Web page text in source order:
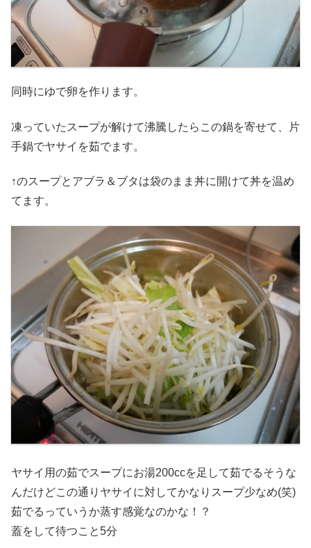
同時にゆで卵を作ります。
凍っていたスープが解けて沸騰したらこの鍋を寄せて、片
手鍋でヤサイを茹でます。
↑のスープとアブラ＆ブタは袋のまま丼に開けて丼を温め
てます。
ヤサイ用の茹でスープにお湯200ccを足して茹でるそうな
んだけどこの通りヤサイに対してかなりスープ少なめ(笑)
茹でるっていうか蒸す感覚なのかな！？
蓋をして待つこと5分